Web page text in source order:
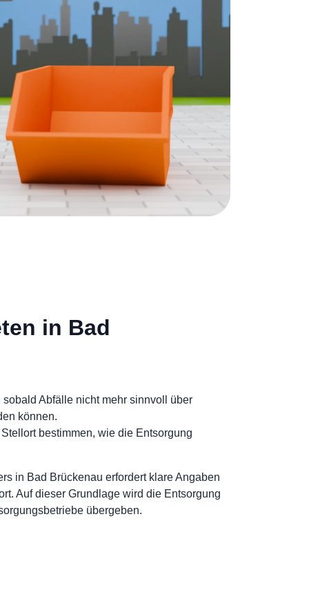
in Bad
Abfälle nicht mehr sinnvoll über
können.
bestimmen, wie die Entsorgung
in Bad Brückenau erfordert klare Angaben
Auf dieser Grundlage wird die Entsorgung
übergeben.